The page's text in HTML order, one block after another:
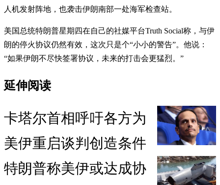
人机发射阵地，也袭击伊朗南部一处海军检查站。
美国总统特朗普星期四在自己的社媒平台Truth Social称，与伊
朗的停火协议仍然有效，这次只是个“小小的警告”。他说：
“如果伊朗不尽快签署协议，未来的打击会更猛烈。”
延伸阅读
卡塔尔首相呼吁各方为
美伊重启谈判创造条件
特朗普称美伊或达成协